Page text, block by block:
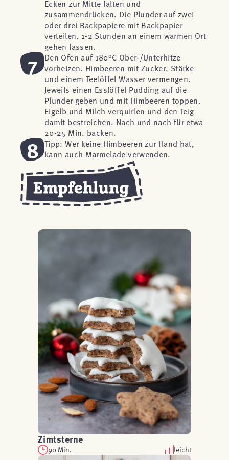
Ecken zur Mitte falten und
zusammendrücken. Die Plunder auf zwei
oder drei Backpapiere mit Backpapier
verteilen. 1-2 Stunden an einem warmen Ort
gehen lassen.
7
Den Ofen auf 180°C Ober-/Unterhitze
vorheizen. Himbeeren mit Zucker, Stärke
und einem Teelöffel Wasser vermengen.
Jeweils einen Esslöffel Pudding auf die
Plunder geben und mit Himbeeren toppen.
Eigelb und Milch verquirlen und den Teig
damit bestreichen. Nach und nach für etwa
20-25 Min. backen.
8 Tipp: Wer keine Himbeeren zur Hand hat,
kann auch Marmelade verwenden.
Zimtsterne
90 Min. leicht